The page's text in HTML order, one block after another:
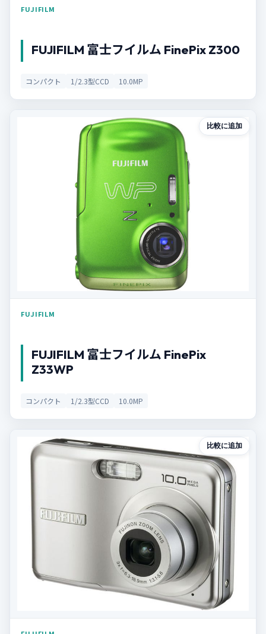
FUJIFILM
FUJIFILM 富士フイルム FinePix Z300
コンパクト 1/2.3型CCD 10.0MP
比較に追加
FUJIFILM
FUJIFILM 富士フイルム FinePix
Z33WP
コンパクト 1/2.3型CCD 10.0MP
比較に追加